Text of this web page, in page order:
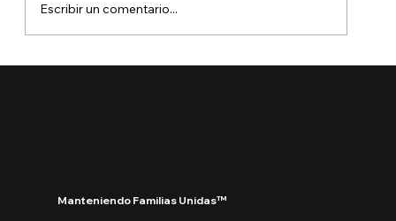
Escribir un comentario...
Manteniendo Familias Unidas™